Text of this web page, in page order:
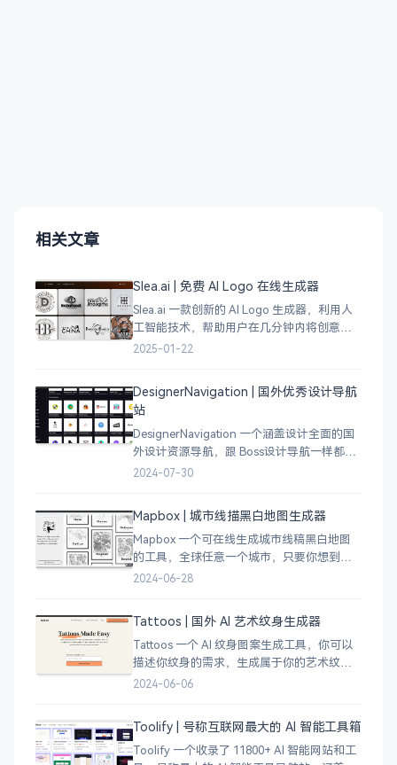
相关文章
Slea.ai | 免费 AI Logo 在线生成器
Slea.ai 一款创新的 AI Logo 生成器，利用人
工智能技术，帮助用户在几分钟内将创意变
成精美的品牌 Logo。无论你是初创企业、电
2025-01-22
DesignerNavigation | 国外优秀设计导航
站
DesignerNavigation 一个涵盖设计全面的国
外设计资源导航，跟 Boss设计导航一样都是
分门别类的划分设计灵感、资讯、UI 资源、
2024-07-30
Mapbox | 城市线描黑白地图生成器
Mapbox 一个可在线生成城市线稿黑白地图
的工具，全球任意一个城市，只要你想到的
城市，直接搜索城市名称，自动生成该城市
成了
2024-06-28
Tattoos | 国外 AI 艺术纹身生成器
Tattoos 一个 AI 纹身图案生成工具，你可以
描述你纹身的需求，生成属于你的艺术纹身
图案，通过艺术表达自己，让纹身不仅仅是
2024-06-06
Toolify | 号称互联网最大的 AI 智能工具箱
Toolify 一个收录了 11800+ AI 智能网站和工